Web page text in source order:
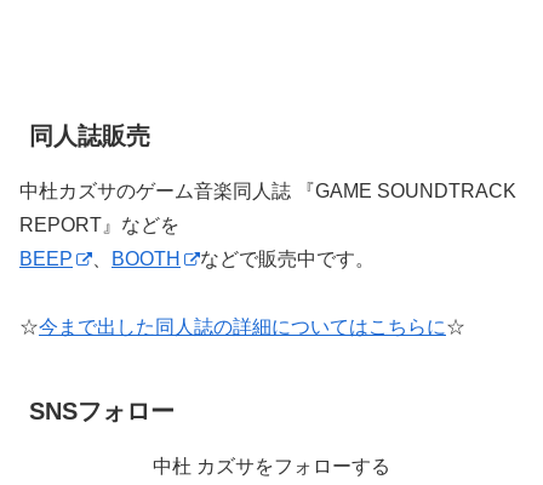
同人誌販売
中杜カズサのゲーム音楽同人誌 『GAME SOUNDTRACK
REPORT』などを
BEEP
BOOTH などで販売中です。
☆今まで出した同人誌の詳細についてはこちらに☆
SNSフォロー
中杜 カズサをフォローする